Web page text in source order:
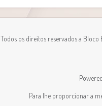
Todos os direitos reservados a Bloco
Para lhe proporcionar a